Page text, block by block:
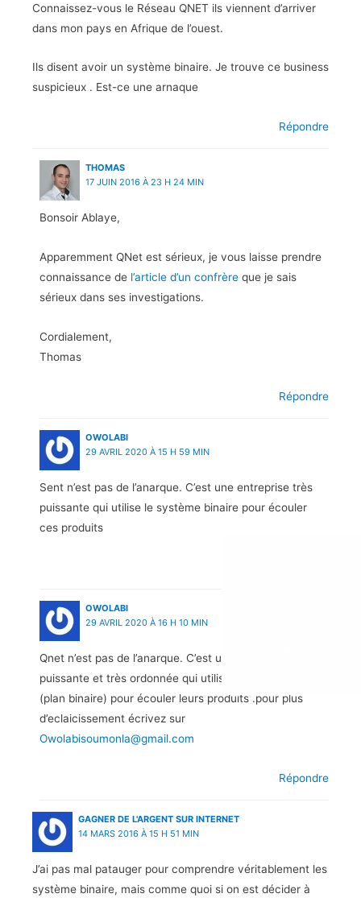
Connaissez-vous le Réseau QNET ils viennent d’arriver
dans mon pays en Afrique de l’ouest.
Ils disent avoir un système binaire. Je trouve ce business
suspicieux . Est-ce une arnaque
Répondre
THOMAS
17 JUIN 2016 À 23 H 24 MIN
Bonsoir Ablaye,
Apparemment QNet est sérieux, je vous laisse prendre
connaissance de l’article d’un confrère que je sais
sérieux dans ses investigations.
Cordialement,
Thomas
Répondre
OWOLABI
29 AVRIL 2020 À 15 H 59 MIN
Sent n’est pas de l’anarque. C’est une entreprise très
puissante qui utilise le système binaire pour écouler
ces produits
OWOLABI
29 AVRIL 2020 À 16 H 10 MIN
Qnet n’est pas de l’anarque. C’est une entreprise très
puissante et très ordonnée qui utilise le meilleur plan
(plan binaire) pour écouler leurs produits .pour plus
d’eclaicissement écrivez sur
Owolabisoumonla@gmail.com
Répondre
GAGNER DE L'ARGENT SUR INTERNET
14 MARS 2016 À 15 H 51 MIN
J’ai pas mal patauger pour comprendre véritablement les
système binaire, mais comme quoi si on est décider à